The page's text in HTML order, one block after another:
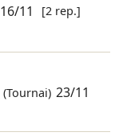
16/11
[2 rep.]
(Tournai) 23/11